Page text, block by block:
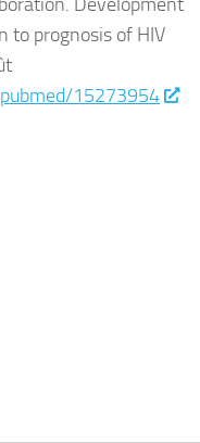
to prognosis of HIV
15273954